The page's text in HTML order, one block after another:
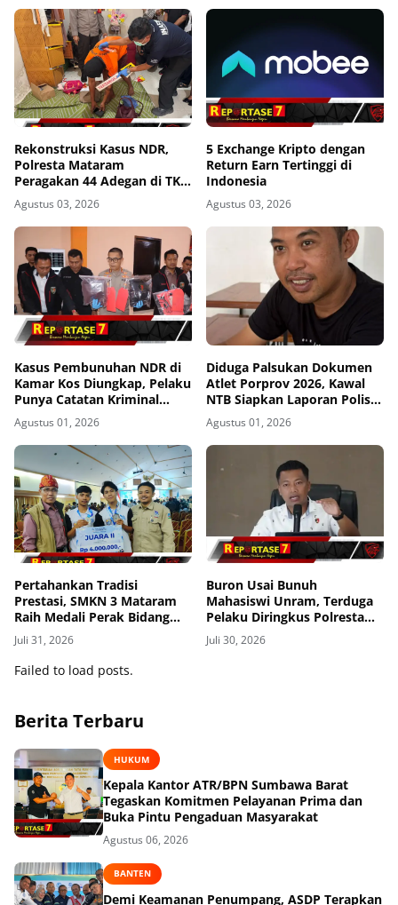
Rekonstruksi Kasus NDR,
Polresta Mataram
Peragakan 44 Adegan di TKP
Kos Gomong
Agustus 03, 2026
5 Exchange Kripto dengan
Return Earn Tertinggi di
Indonesia
Agustus 03, 2026
Kasus Pembunuhan NDR di
Kamar Kos Diungkap, Pelaku
Punya Catatan Kriminal
Kekerasan
Agustus 01, 2026
Diduga Palsukan Dokumen
Atlet Porprov 2026, Kawal
NTB Siapkan Laporan Polisi
ke Polda NTB
Agustus 01, 2026
Pertahankan Tradisi
Prestasi, SMKN 3 Mataram
Raih Medali Perak Bidang
Robotics di LKS Tingkat
Provinsi 2026
Juli 31, 2026
Buron Usai Bunuh
Mahasiswi Unram, Terduga
Pelaku Diringkus Polresta
Mataram di Gomong
Juli 30, 2026
Failed to load posts.
Berita Terbaru
HUKUM
Kepala Kantor ATR/BPN Sumbawa Barat
Tegaskan Komitmen Pelayanan Prima dan
Buka Pintu Pengaduan Masyarakat
Agustus 06, 2026
BANTEN
Demi Keamanan Penumpang, ASDP Terapkan